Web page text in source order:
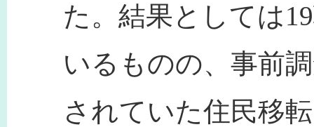
た。結果としては
いるものの、事前
されていた住民移